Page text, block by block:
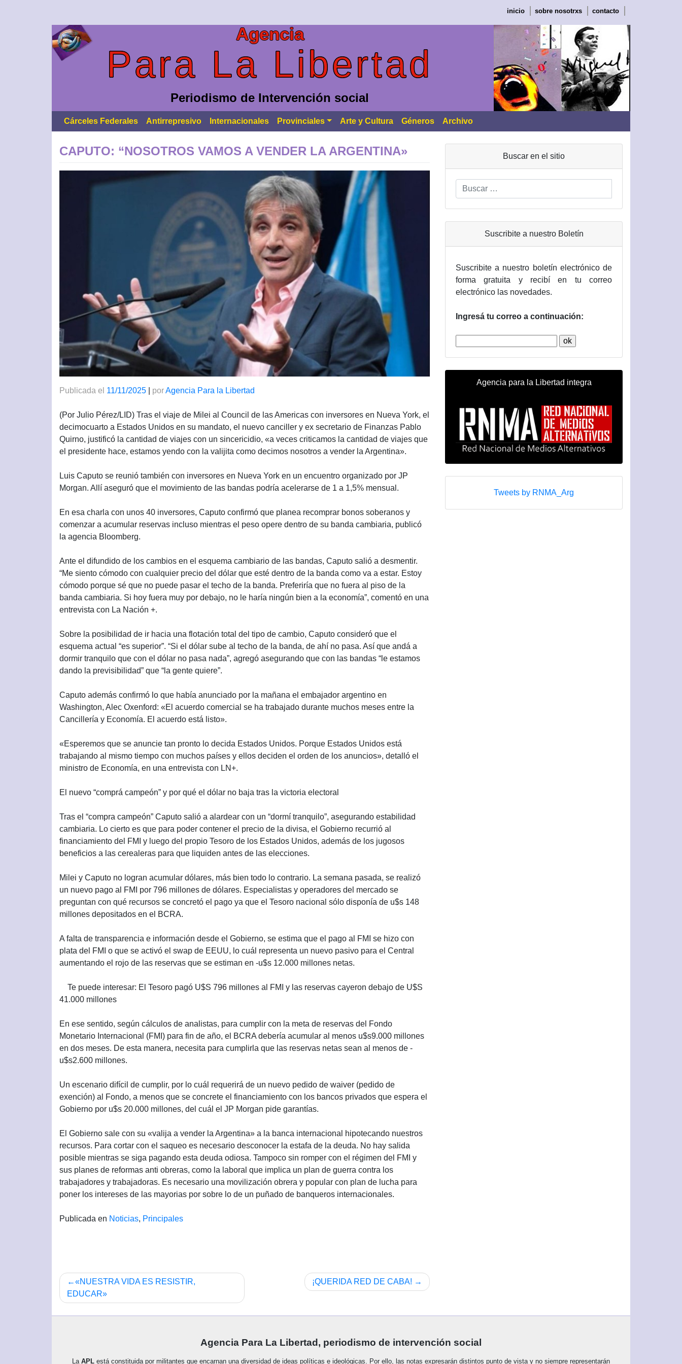
inicio sobre nosotrxs contacto
Agencia
Para La Libertad
Periodismo de Intervención social
Cárceles Federales Antirrepresivo Internacionales Provinciales Arte y Cultura Géneros Archivo
CAPUTO: “NOSOTROS VAMOS A VENDER LA ARGENTINA»
Publicada el 11/11/2025 porAgencia Para la Libertad
(Por Julio Pérez/LID) Tras el viaje de Milei al Council de las Americas con inversores en Nueva York, el
decimocuarto a Estados Unidos en su mandato, el nuevo canciller y ex secretario de Finanzas Pablo
Quirno, justificó la cantidad de viajes con un sincericidio, «a veces criticamos la cantidad de viajes que
el presidente hace, estamos yendo con la valijita como decimos nosotros a vender la Argentina».
Luis Caputo se reunió también con inversores en Nueva York en un encuentro organizado por JP
Morgan. Allí aseguró que el movimiento de las bandas podría acelerarse de 1 a 1,5% mensual.
En esa charla con unos 40 inversores, Caputo confirmó que planea recomprar bonos soberanos y
comenzar a acumular reservas incluso mientras el peso opere dentro de su banda cambiaria, publicó
la agencia Bloomberg.
Ante el difundido de los cambios en el esquema cambiario de las bandas, Caputo salió a desmentir.
“Me siento cómodo con cualquier precio del dólar que esté dentro de la banda como va a estar. Estoy
cómodo porque sé que no puede pasar el techo de la banda. Preferiría que no fuera al piso de la
banda cambiaria. Si hoy fuera muy por debajo, no le haría ningún bien a la economía”, comentó en una
entrevista con La Nación +.
Sobre la posibilidad de ir hacia una flotación total del tipo de cambio, Caputo consideró que el
esquema actual “es superior”. “Si el dólar sube al techo de la banda, de ahí no pasa. Así que andá a
dormir tranquilo que con el dólar no pasa nada”, agregó asegurando que con las bandas “le estamos
dando la previsibilidad” que “la gente quiere”.
Caputo además confirmó lo que había anunciado por la mañana el embajador argentino en
Washington, Alec Oxenford: «El acuerdo comercial se ha trabajado durante muchos meses entre la
Cancillería y Economía. El acuerdo está listo».
«Esperemos que se anuncie tan pronto lo decida Estados Unidos. Porque Estados Unidos está
trabajando al mismo tiempo con muchos países y ellos deciden el orden de los anuncios», detalló el
ministro de Economía, en una entrevista con LN+.
El nuevo “comprá campeón” y por qué el dólar no baja tras la victoria electoral
Tras el “compra campeón” Caputo salió a alardear con un “dormí tranquilo”, asegurando estabilidad
cambiaria. Lo cierto es que para poder contener el precio de la divisa, el Gobierno recurrió al
financiamiento del FMI y luego del propio Tesoro de los Estados Unidos, además de los jugosos
beneficios a las cerealeras para que liquiden antes de las elecciones.
Milei y Caputo no logran acumular dólares, más bien todo lo contrario. La semana pasada, se realizó
un nuevo pago al FMI por 796 millones de dólares. Especialistas y operadores del mercado se
preguntan con qué recursos se concretó el pago ya que el Tesoro nacional sólo disponía de u$s 148
millones depositados en el BCRA.
A falta de transparencia e información desde el Gobierno, se estima que el pago al FMI se hizo con
plata del FMI o que se activó el swap de EEUU, lo cuál representa un nuevo pasivo para el Central
aumentando el rojo de las reservas que se estiman en -u$s 12.000 millones netas.
Te puede interesar: El Tesoro pagó U$S 796 millones al FMI y las reservas cayeron debajo de U$S
41.000 millones
En ese sentido, según cálculos de analistas, para cumplir con la meta de reservas del Fondo
Monetario Internacional (FMI) para fin de año, el BCRA debería acumular al menos u$s9.000 millones
en dos meses. De esta manera, necesita para cumplirla que las reservas netas sean al menos de -
u$s2.600 millones.
Un escenario difícil de cumplir, por lo cuál requerirá de un nuevo pedido de waiver (pedido de
exención) al Fondo, a menos que se concrete el financiamiento con los bancos privados que espera el
Gobierno por u$s 20.000 millones, del cuál el JP Morgan pide garantías.
El Gobierno sale con su «valija a vender la Argentina» a la banca internacional hipotecando nuestros
recursos. Para cortar con el saqueo es necesario desconocer la estafa de la deuda. No hay salida
posible mientras se siga pagando esta deuda odiosa. Tampoco sin romper con el régimen del FMI y
sus planes de reformas anti obreras, como la laboral que implica un plan de guerra contra los
trabajadores y trabajadoras. Es necesario una movilización obrera y popular con plan de lucha para
poner los intereses de las mayorias por sobre lo de un puñado de banqueros internacionales.
Publicada en Noticias, Principales
Navegación
de
«NUESTRA VIDA ES RESISTIR,
EDUCAR»
¡QUERIDA RED DE CABA!
Buscar en el sitio
Suscribite a nuestro Boletín
Suscribite a nuestro boletín electrónico de
forma gratuita y recibí en tu correo
electrónico las novedades.
Ingresá tu correo a continuación:
Agencia para la Libertad integra
Tweets by RNMA_Arg
Agencia Para La Libertad, periodismo de intervención social
La APL está constituida por militantes que encarnan una diversidad de ideas políticas e ideológicas. Por ello, las notas expresarán distintos punto de vista y no siempre representarán